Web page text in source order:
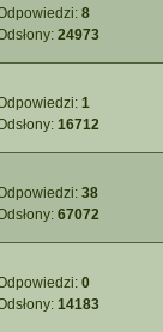
8
24973
1
16712
38
67072
0
14183